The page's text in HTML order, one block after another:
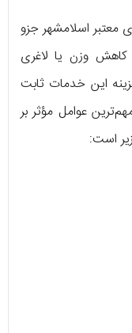
معتبر اسلامشهر جزو
وزن یا لاغری
این خدمات ثابت
عوامل مؤثر بر
است: